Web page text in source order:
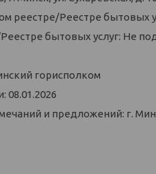
реестре/Реестре бытовых
бытовых услуг: Не
горисполком
08.01.2026
и предложений: г.